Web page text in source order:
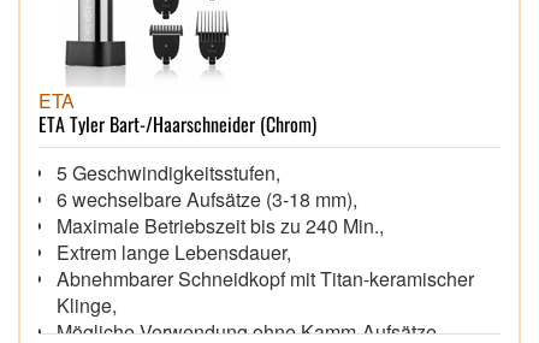
ETA
ETA Tyler Bart-/Haarschneider (Chrom)
5 Geschwindigkeitsstufen,
6 wechselbare Aufsätze (3-18 mm),
Maximale Betriebszeit bis zu 240 Min.,
Extrem lange Lebensdauer,
Abnehmbarer Schneidkopf mit Titan-keramischer
Klinge,
Mögliche Verwendung ohne Kamm-Aufsätze -